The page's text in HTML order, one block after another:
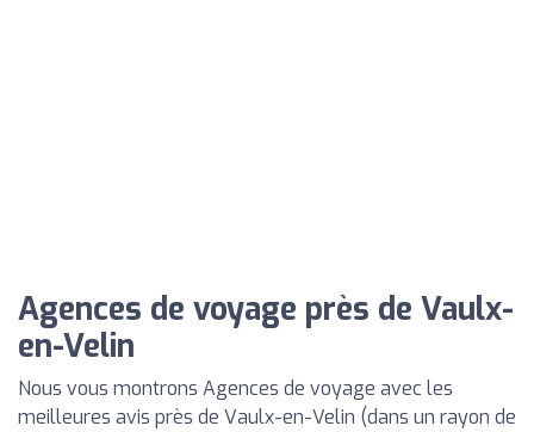
Agences de voyage près de Vaulx-
en-Velin
Nous vous montrons Agences de voyage avec les
meilleures avis près de Vaulx-en-Velin (dans un rayon de